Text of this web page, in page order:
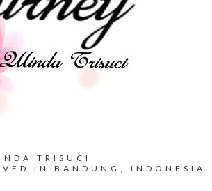
TRISUCI
IN BANDUNG, INDONESIA